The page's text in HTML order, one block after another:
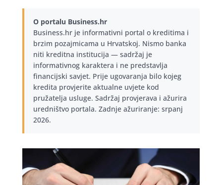
O portalu Business.hr
Business.hr je informativni portal o kreditima i
brzim pozajmicama u Hrvatskoj. Nismo banka
niti kreditna institucija — sadržaj je
informativnog karaktera i ne predstavlja
financijski savjet. Prije ugovaranja bilo kojeg
kredita provjerite aktualne uvjete kod
pružatelja usluge. Sadržaj provjerava i ažurira
uredništvo portala. Zadnje ažuriranje: srpanj
2026.